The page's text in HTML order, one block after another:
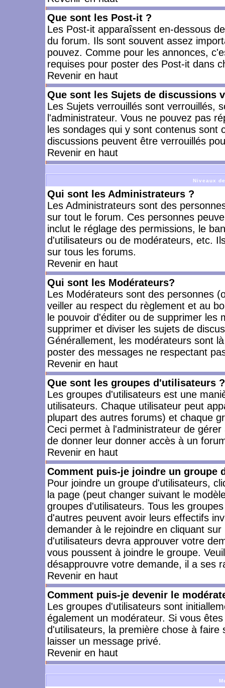
Que sont les Post-it ?
Les Post-it apparaîssent en-dessous
du forum. Ils sont souvent assez
pouvez. Comme pour les annonces,
requises pour poster des Post-it dans
Revenir en haut
Que sont les Sujets de discussions
Les Sujets verrouillés sont verrouillés,
l'administrateur. Vous ne pouvez pas
les sondages qui y sont contenus
discussions peuvent être verrouillés
Revenir en haut
Niveaux
Qui sont les Administrateurs ?
Les Administrateurs sont des
sur tout le forum. Ces personnes
inclut le réglage des permissions, le
d'utilisateurs ou de modérateurs, etc.
sur tous les forums.
Revenir en haut
Qui sont les Modérateurs?
Les Modérateurs sont des personnes
veiller au respect du règlement et au
le pouvoir d'éditer ou de supprimer les
supprimer et diviser les sujets de
Générallement, les modérateurs sont
poster des messages ne respectant
Revenir en haut
Que sont les groupes d'utilisateurs ?
Les groupes d'utilisateurs est une
utilisateurs. Chaque utilisateur peut
plupart des autres forums) et chaque
Ceci permet à l'administrateur de
de donner leur donner accès à un
Revenir en haut
Comment puis-je joindre un groupe
Pour joindre un groupe d'utilisateurs,
la page (peut changer suivant le
groupes d'utilisateurs. Tous les
d'autres peuvent avoir leurs effectifs
demander à le rejoindre en cliquant
d'utilisateurs devra approuver votre
vous poussent à joindre le groupe.
désapprouvre votre demande, il a ses
Revenir en haut
Comment puis-je devenir le
Les groupes d'utilisateurs sont
également un modérateur. Si vous
d'utilisateurs, la première chose à
laisser un message privé.
Revenir en haut